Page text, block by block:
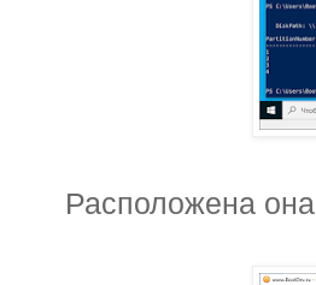
Расположена